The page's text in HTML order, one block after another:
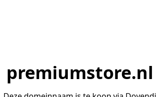
premiumstore.nl